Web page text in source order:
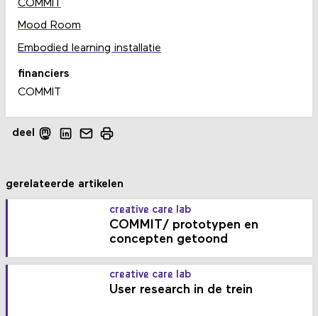
deel
COMMIT
Mood Room
Embodied learning installatie
financiers
COMMIT
gerelateerde artikelen
creative care lab
COMMIT/ prototypen en
concepten getoond
creative care lab
User research in de trein